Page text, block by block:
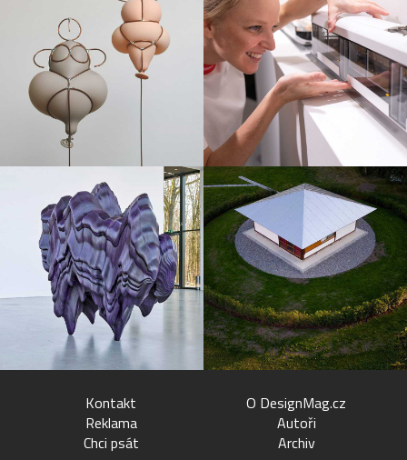
Kontakt
Reklama
Chci psát
O DesignMag.cz
Autoři
Archiv